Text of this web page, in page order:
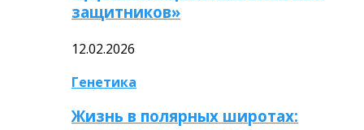
защитников»
12.02.2026
Генетика
Жизнь в полярных широтах: